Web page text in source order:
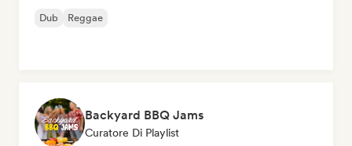
Dub Reggae
Backyard BBQ Jams
Curatore Di Playlist